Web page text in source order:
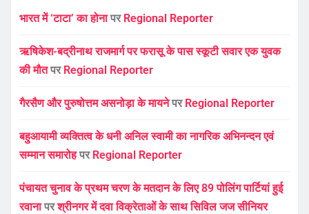
भारत में ‘टाटा’ का होनापर Regional Reporter
ऋषिकेश-बद्रीनाथ राजमार्ग पर फरासू के पास स्कूटी सवार एक युवक
की मौतपर Regional Reporter
गैरसैण और पुरुषोत्तम असनोड़ा के मायनेपर Regional Reporter
बहुआयामी व्यक्तित्व के धनी अनिल स्वामी का नागरिक अभिनन्दन एवं
सम्मान समारोहपर Regional Reporter
पंचायत चुनाव के प्रथम चरण के मतदान के लिए 89 पोलिंग पार्टियां हुई
रवानापरश्रीनगर में दवा विक्रेताओं के साथ सिविल जज सीनियर